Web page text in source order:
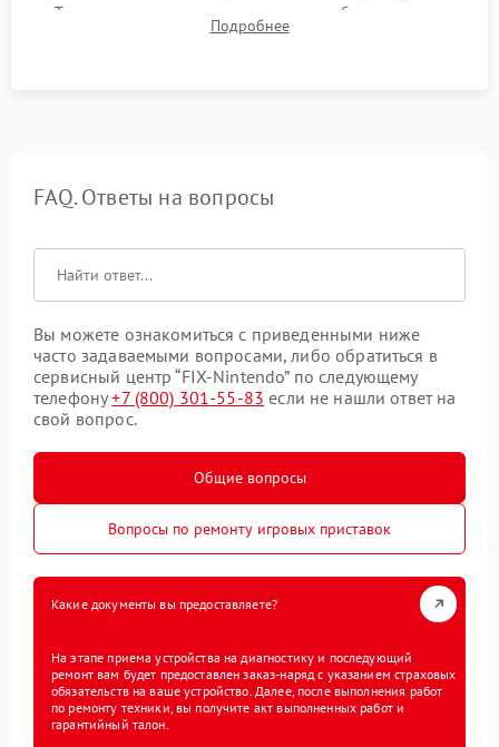
Тестирование привода, синхронизации беспроводных
геймпадов, выхода в сеть и выдачи изображения без
Подробнее
FAQ. Ответы на вопросы
Вы можете ознакомиться с приведенными ниже
часто задаваемыми вопросами, либо обратиться в
сервисный центр “FIX-Nintendo” по следующему
телефону+7 (800) 301-55-83 если не нашли ответ на
свой вопрос.
Общие вопросы
Вопросы по ремонту игровых приставок
Какие документы вы предоставляете?
На этапе приема устройства на диагностику и последующий
ремонт вам будет предоставлен заказ-наряд с указанием страховых
обязательств на ваше устройство. Далее, после выполнения работ
по ремонту техники, вы получите акт выполненных работ и
гарантийный талон.